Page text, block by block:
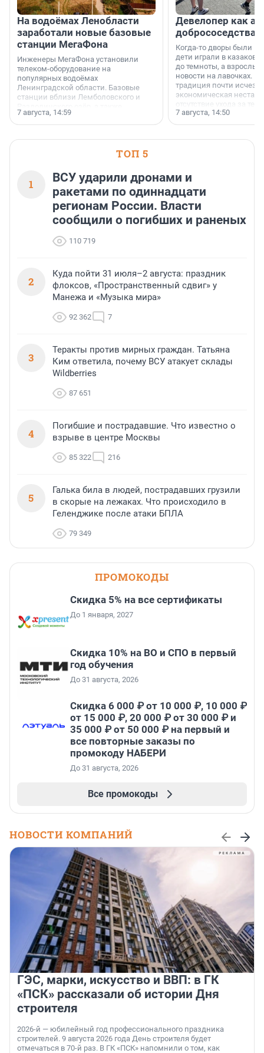
На водоёмах Ленобласти
заработали новые базовые
станции МегаФона
Инженеры МегаФона установили
телеком-оборудование на
популярных водоёмах
Ленинградской области. Базовые
станции вблизи Лемболовского и
недалеко от Большого Тосненского
водопада.
7 августа, 14:59
Девелопер как
добрососедства
Когда-то дворы были
дети играли в казаков-
до темноты, а
новости на лавочках. В
традиция почти
экономическая
отсутствие ухода за
сделали своё дело.
7 августа, 14:50
ТОП 5
1
ВСУ ударили дронами и
ракетами по одиннадцати
регионам России. Власти
сообщили о погибших и раненых
110 719
2
Куда пойти 31 июля–2 августа: праздник
флоксов, «Пространственный сдвиг» у
Манежа и «Музыка мира»
92 362 7
3
Теракты против мирных граждан. Татьяна
Ким ответила, почему ВСУ атакует склады
Wildberries
87 651
4
Погибшие и пострадавшие. Что известно о
взрыве в центре Москвы
85 322 216
5
Галька била в людей, пострадавших грузили
в скорые на лежаках. Что происходило в
Геленджике после атаки БПЛА
79 349
ПРОМОКОДЫ
Скидка 5% на все сертификаты
До 1 января, 2027
Скидка 10% на ВО и СПО в первый
год обучения
До 31 августа, 2026
Скидка 6 000 ₽ от 10 000 ₽, 10 000 ₽
от 15 000 ₽, 20 000 ₽ от 30 000 ₽ и
35 000 ₽ от 50 000 ₽ на первый и
все повторные заказы по
промокоду НАБЕРИ
До 31 августа, 2026
Все промокоды
НОВОСТИ КОМПАНИЙ
ГЭС, марки, искусство и ВВП: в ГК
«ПСК» рассказали об истории Дня
строителя
2026-й — юбилейный год профессионального праздника
строителей. 9 августа 2026 года День строителя будет
отмечаться в 70-й раз. В ГК «ПСК» напомнили о том, как